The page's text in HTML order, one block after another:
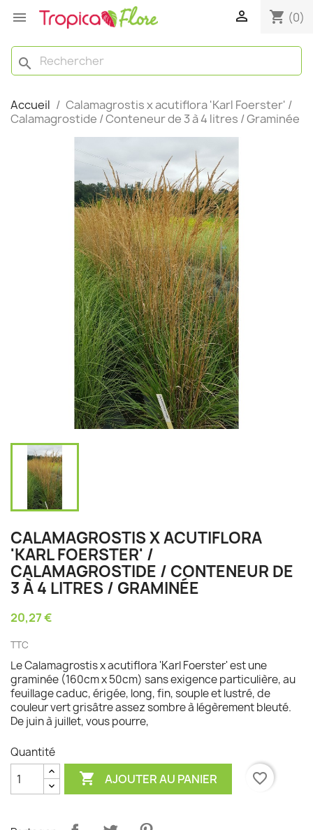
  shopping_cart (0)
search
Accueil
Calamagrostis x acutiflora 'Karl Foerster' /
Calamagrostide / Conteneur de 3 à 4 litres / Graminée
CALAMAGROSTIS X ACUTIFLORA
'KARL FOERSTER' /
CALAMAGROSTIDE / CONTENEUR DE
3 À 4 LITRES / GRAMINÉE
20,27 €
TTC
Le Calamagrostis x acutiflora 'Karl Foerster' est une
graminée (160cm x 50cm) sans exigence particulière, au
feuillage caduc, érigée, long, fin, souple et lustré, de
couleur vert grisâtre assez sombre à légèrement bleuté.
De juin à juillet, vous pourre,
Quantité
 AJOUTER AU PANIER favorite_border